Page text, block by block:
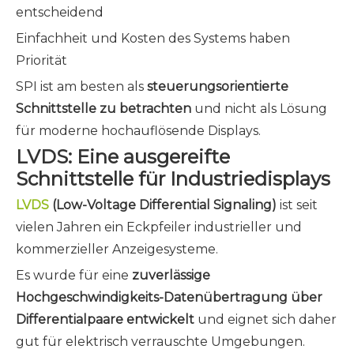
entscheidend
Einfachheit und Kosten des Systems haben
Priorität
SPI ist am besten als steuerungsorientierte
Schnittstelle zu betrachten und nicht als Lösung
für moderne hochauflösende Displays.
LVDS: Eine ausgereifte
Schnittstelle für Industriedisplays
LVDS (Low-Voltage Differential Signaling) ist seit
vielen Jahren ein Eckpfeiler industrieller und
kommerzieller Anzeigesysteme.
Es wurde für eine zuverlässige
Hochgeschwindigkeits-Datenübertragung über
Differentialpaare entwickelt und eignet sich daher
gut für elektrisch verrauschte Umgebungen.